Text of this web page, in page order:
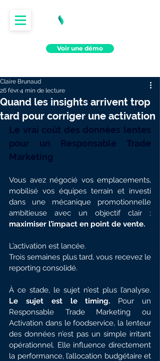
Voir une démo
Quand les insights arrivent trop
tard pour corriger une activation
Claire Brunaud
26 févr.4 min de lecture
Le vrai coût des données lentes
pour un Responsable Trade
Marketing
Vous avez négocié vos emplacements,
mobilisé vos équipes terrain et investi
dans une mécanique promotionnelle
maximiser l’impact en point de vente.
L’activation est lancée.
Trois semaines plus tard, vous recevez le
reporting consolidé.
Le sujet est le timing. Pour un
Responsable Trade Marketing ou
Activation dans le foodservice, la lenteur
des données n’est pas un simple irritant
opérationnel. Elle influence directement
la performance, l’allocation budgétaire et